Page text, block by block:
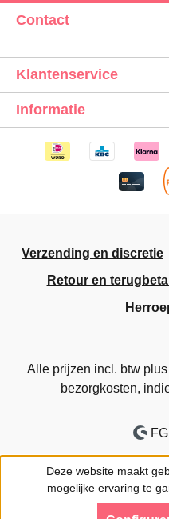
Contact
Klantenservice
Informatie
Verzending en discretie
Retour en
Alle prijzen incl. btw plus
bezorgkosten,
Deze website maakt
mogelijke ervaring te